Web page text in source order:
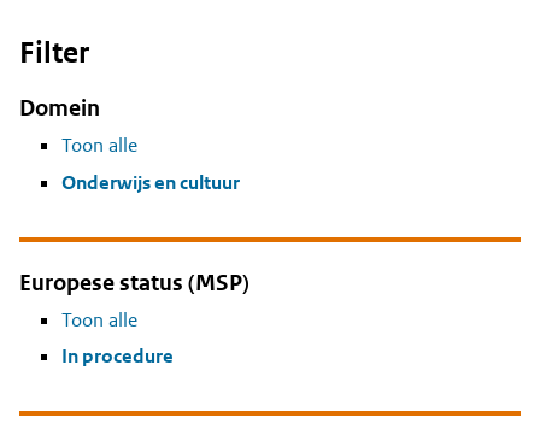
Filter
Domein
Toon alle
Onderwijs en cultuur
Europese status (MSP)
Toon alle
In procedure